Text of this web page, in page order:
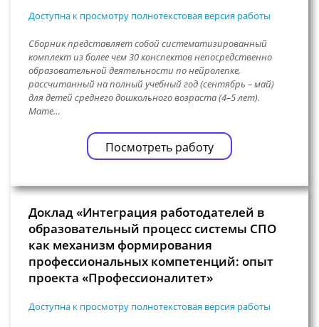
Доступна к просмотру полнотекстовая версия работы
Сборник представляет собой систематизированный
комплект из более чем 30 конспектов непосредственно
образовательной деятельности по нейролепке,
рассчитанный на полный учебный год (сентябрь – май)
для детей среднего дошкольного возраста (4–5 лет).
Мате…
Посмотреть работу
Доклад «Интеграция работодателей в
образовательный процесс системы СПО
как механизм формирования
профессиональных компетенций: опыт
проекта «Профессионалитет»
Доступна к просмотру полнотекстовая версия работы